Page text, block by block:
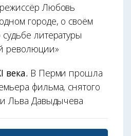
Любовь
городе, о своём
литературы
революции»
века. В Перми прошла
фильма, снятого
Льва Давыдычева